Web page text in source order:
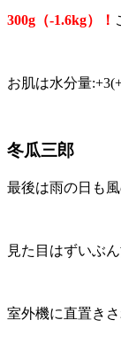
300g（-1.6kg）！
お肌は水分量
冬瓜三郎
最後は雨の日も
見た目はずいぶ
室外機に直置き